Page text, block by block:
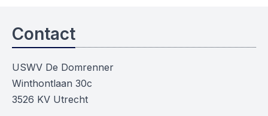
Contact
USWV De Domrenner
Winthontlaan 30c
3526 KV Utrecht